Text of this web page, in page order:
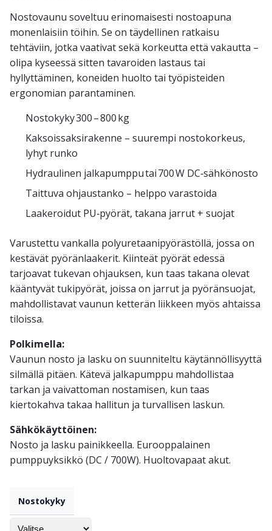
Nostovaunu soveltuu erinomaisesti nostoapuna
monenlaisiin töihin. Se on täydellinen ratkaisu
tehtäviin, jotka vaativat sekä korkeutta että vakautta –
olipa kyseessä sitten tavaroiden lastaus tai
hyllyttäminen, koneiden huolto tai työpisteiden
ergonomian parantaminen.
Nostokyky 300 – 800 kg
Kaksoissaksirakenne – suurempi nostokorkeus,
lyhyt runko
Hydraulinen jalkapumppu tai 700 W DC‑sähkönosto
Taittuva ohjaustanko – helppo varastoida
Laakeroidut PU‑pyörät, takana jarrut + suojat
Varustettu vankalla polyuretaanipyörästöllä, jossa on
kestävät pyöränlaakerit. Kiinteät pyörät edessä
tarjoavat tukevan ohjauksen, kun taas takana olevat
kääntyvät tukipyörät, joissa on jarrut ja pyöränsuojat,
mahdollistavat vaunun ketterän liikkeen myös ahtaissa
tiloissa.
Polkimella:
Vaunun nosto ja lasku on suunniteltu käytännöllisyyttä
silmällä pitäen. Kätevä jalkapumppu mahdollistaa
tarkan ja vaivattoman nostamisen, kun taas
kiertokahva takaa hallitun ja turvallisen laskun.
Sähkökäyttöinen:
Nosto ja lasku painikkeella. Eurooppalainen
pumppuyksikkö (DC / 700W). Huoltovapaat akut.
Nostokyky